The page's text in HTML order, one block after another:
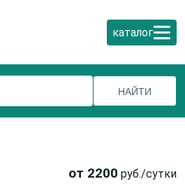
каталог
от 2200 руб./сутки